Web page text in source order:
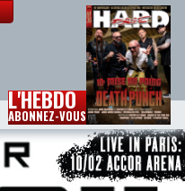
L'HEBDO
ABONNEZ-VOUS